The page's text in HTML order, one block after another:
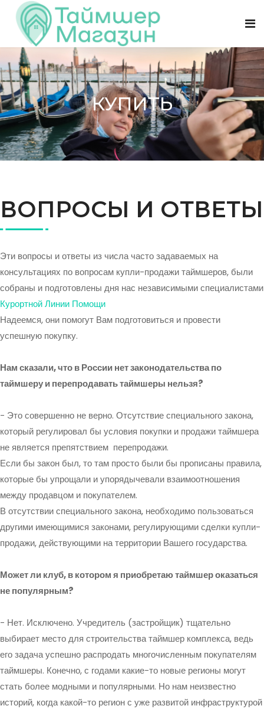
КУПИТЬ
ВОПРОСЫ И ОТВЕТЫ
Эти вопросы и ответы из числа часто задаваемых на
консультациях по вопросам купли-продажи таймшеров, были
собраны и подготовлены дня нас независимыми специалистами
Курортной Линии Помощи
Надеемся, они помогут Вам подготовиться и провести
успешную покупку.
Нам сказали, что в России нет законодательства по
таймшеру и перепродавать таймшеры нельзя?
- Это совершенно не верно. Отсутствие специального закона,
который регулировал бы условия покупки и продажи таймшера
не является препятствием перепродажи.
Если бы закон был, то там просто были бы прописаны правила,
которые бы упрощали и упорядычевали взаимоотношения
между продавцом и покупателем.
В отсутствии специального закона, необходимо пользоваться
другими имеющимися законами, регулирующими сделки купли-
продажи, действующими на территории Вашего государства.
Может ли клуб, в котором я приобретаю таймшер оказаться
не популярным?
- Нет. Исключено. Учредитель (застройщик) тщательно
выбирает место для строительства таймшер комплекса, ведь
его задача успешно распродать многочисленным покупателям
таймшеры. Конечно, с годами какие-то новые регионы могут
стать более модными и популярными. Но нам неизвестно
историй, когда какой-то регион с уже развитой инфраструктурой